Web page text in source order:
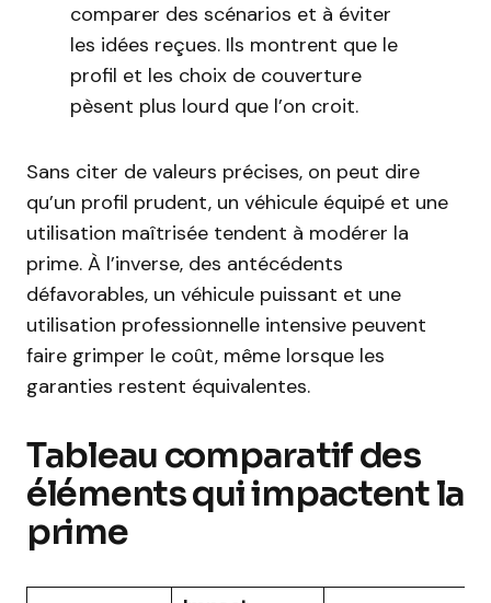
comparer des scénarios et à éviter
les idées reçues. Ils montrent que le
profil et les choix de couverture
pèsent plus lourd que l’on croit.
Sans citer de valeurs précises, on peut dire
qu’un profil prudent, un véhicule équipé et une
utilisation maîtrisée tendent à modérer la
prime. À l’inverse, des antécédents
défavorables, un véhicule puissant et une
utilisation professionnelle intensive peuvent
faire grimper le coût, même lorsque les
garanties restent équivalentes.
Tableau comparatif des
éléments qui impactent la
prime